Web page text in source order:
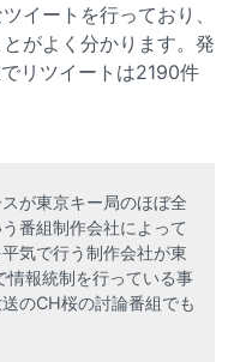
イートを行っており、
がよく分かります。発
リツイートは2190件
が東京キー局のほぼ全
番組制作会社によって
気で行う制作会社が東
情報統制を行っている事
のCH桜の討論番組でも